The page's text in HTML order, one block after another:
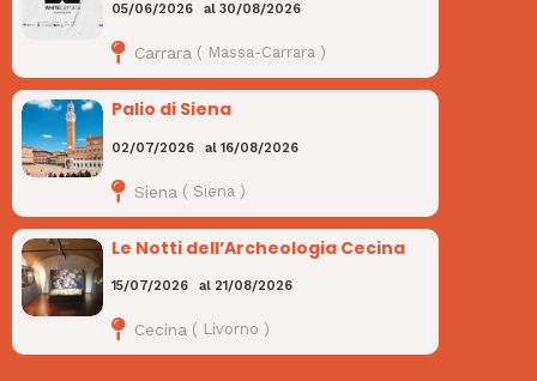
05/06/2026 al30/08/2026
Carrara ( Massa-Carrara )
Palio di Siena
02/07/2026 al16/08/2026
Siena ( Siena )
Le Notti dell’Archeologia Cecina
15/07/2026 al 21/08/2026
Cecina ( Livorno )